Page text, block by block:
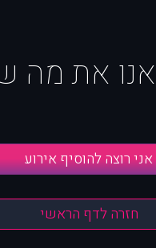
את מה
אני רוצה להוסיף אירוע
חזרה לדף הראשי